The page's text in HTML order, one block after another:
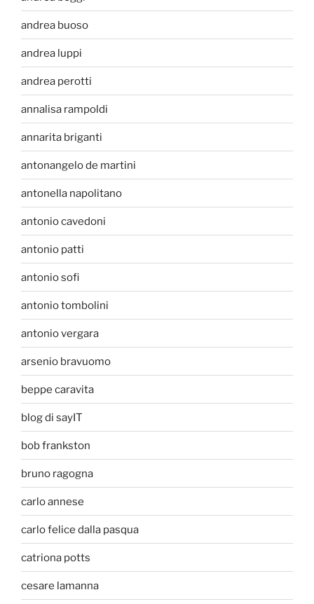
andrea buoso
andrea luppi
andrea perotti
annalisa rampoldi
annarita briganti
antonangelo de martini
antonella napolitano
antonio cavedoni
antonio patti
antonio sofi
antonio tombolini
antonio vergara
arsenio bravuomo
beppe caravita
blog di sayIT
bob frankston
bruno ragogna
carlo annese
carlo felice dalla pasqua
catriona potts
cesare lamanna